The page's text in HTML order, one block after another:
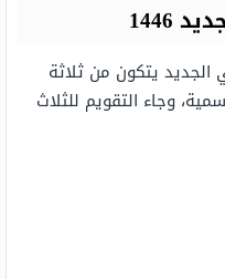
الجديد يتكون من ثلاثة
وجاء التقويم للثلاث